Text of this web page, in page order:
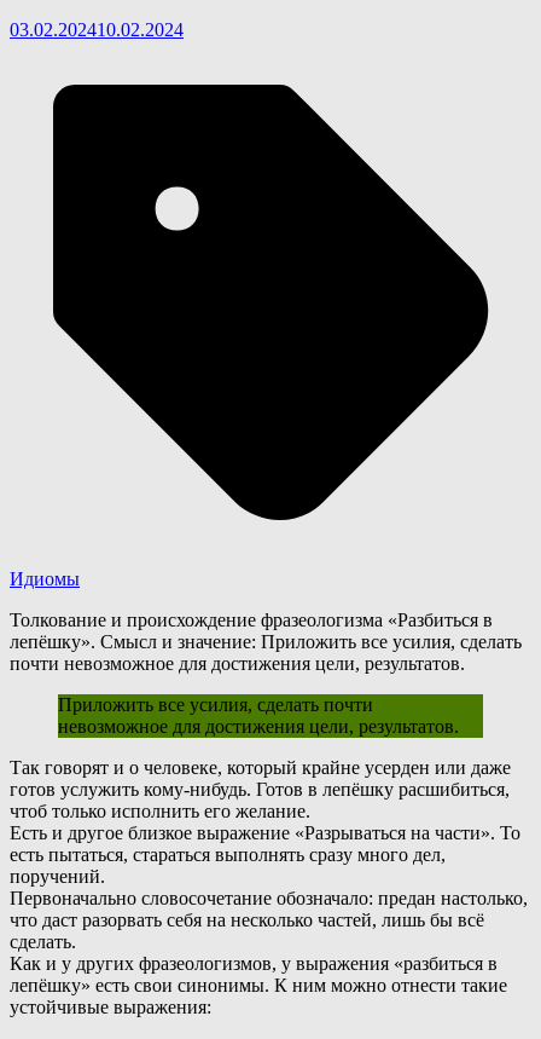
03.02.202410.02.2024
Идиомы
Толкование и происхождение фразеологизма «Разбиться в
лепёшку». Смысл и значение: Приложить все усилия, сделать
почти невозможное для достижения цели, результатов.
Приложить все усилия, сделать почти
невозможное для достижения цели, результатов.
Так говорят и о человеке, который крайне усерден или даже
готов услужить кому-нибудь. Готов в лепёшку расшибиться,
чтоб только исполнить его желание.
Есть и другое близкое выражение «Разрываться на части». То
есть пытаться, стараться выполнять сразу много дел,
поручений.
Первоначально словосочетание обозначало: предан настолько,
что даст разорвать себя на несколько частей, лишь бы всё
сделать.
Как и у других фразеологизмов, у выражения «разбиться в
лепёшку» есть свои синонимы. К ним можно отнести такие
устойчивые выражения: